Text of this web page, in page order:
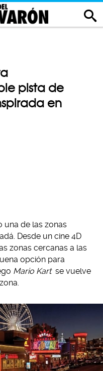
pista de
en
una de las zonas
Desde un cine 4D
zonas cercanas a las
opción para
Mario Kart se vuelve